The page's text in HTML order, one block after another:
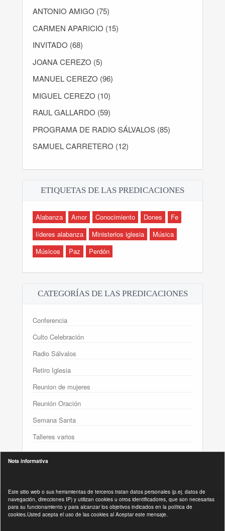
ANTONIO AMIGO (75)
CARMEN APARICIO (15)
INVITADO (68)
JOANA CEREZO (5)
MANUEL CEREZO (96)
MIGUEL CEREZO (10)
RAUL GALLARDO (59)
PROGRAMA DE RADIO SÁLVALOS (85)
SAMUEL CARRETERO (12)
ETIQUETAS DE LAS PREDICACIONES
Alabanza Amor Conocimiento Dones
Fe
líderes alabanza
Ministerios iglesia
Música
Músicos
Paz Perdón
CATEGORÍAS DE LAS PREDICACIONES
Conferencia
Culto Celebración
Radio Sálvalos
Retiro Iglesia
Reunion de mujeres
Reunión Oración
Semana Santa
Talleres varios
Políticas Legales :
Nota informativa
Este sitio web o sus herramientas de terceros tratan datos personales (p.ej. datos de
navegación, direcciones IP) y utilizan cookies u otros identificadores, que son necesarias
para su funcionamiento y para alcanzar los objetivos indicados en la política de
cookies.Usted acepta el uso de las cookies al Aceptar este mensaje.